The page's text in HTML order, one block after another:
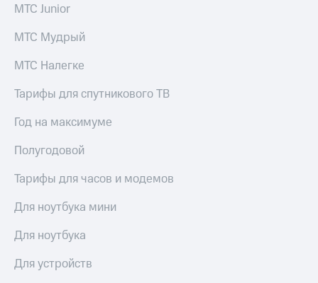
МТС Junior
МТС Мудрый
МТС Налегке
Тарифы для спутникового ТВ
Год на максимуме
Полугодовой
Тарифы для часов и модемов
Для ноутбука мини
Для ноутбука
Для устройств